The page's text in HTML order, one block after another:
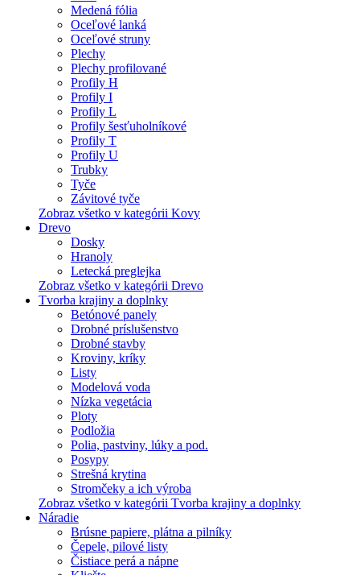
Medená fólia
Oceľové lanká
Oceľové struny
Plechy
Plechy profilované
Profily H
Profily I
Profily L
Profily šesťuholníkové
Profily T
Profily U
Trubky
Tyče
Závitové tyče
Zobraz všetko v kategórii Kovy
Drevo
Dosky
Hranoly
Letecká preglejka
Zobraz všetko v kategórii Drevo
Tvorba krajiny a doplnky
Betónové panely
Drobné príslušenstvo
Drobné stavby
Kroviny, kríky
Listy
Modelová voda
Nízka vegetácia
Ploty
Podložia
Polia, pastviny, lúky a pod.
Posypy
Strešná krytina
Stromčeky a ich výroba
Zobraz všetko v kategórii Tvorba krajiny a doplnky
Náradie
Brúsne papiere, plátna a pilníky
Čepele, pilové listy
Čistiace perá a nápne